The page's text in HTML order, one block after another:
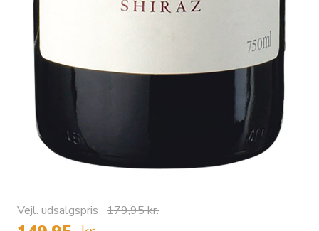
Vejl. udsalgspris 179,95 kr.